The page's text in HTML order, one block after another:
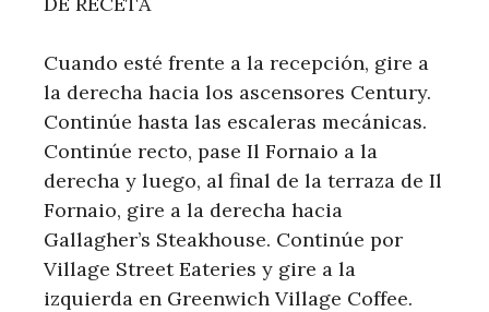
Cuando esté frente a la recepción, gire a
la derecha hacia los ascensores Century.
Continúe hasta las escaleras mecánicas.
Continúe recto, pase Il Fornaio a la
derecha y luego, al final de la terraza de Il
Fornaio, gire a la derecha hacia
Gallagher’s Steakhouse. Continúe por
Village Street Eateries y gire a la
izquierda en Greenwich Village Coffee.